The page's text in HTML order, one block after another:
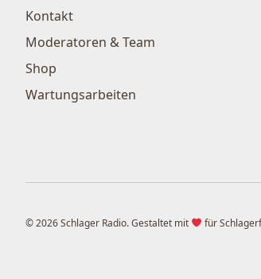
Kontakt
Moderatoren & Team
Shop
Wartungsarbeiten
© 2026 Schlager Radio. Gestaltet mit für